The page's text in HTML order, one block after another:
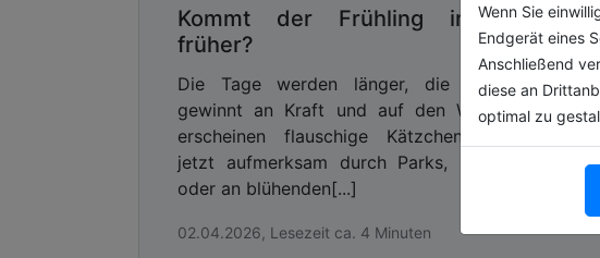
Wenn Sie
Endgerät eines
Anschließend
diese an
optimal zu
Kommt der Frühling immer
früher?
Die Tage werden länger, die Sonne
gewinnt an Kraft und auf den Weiden
erscheinen flauschige Kätzchen. Wer
jetzt aufmerksam durch Parks, Gärten
oder an blühenden[...]
02.04.2026, Lesezeit ca. 4 Minuten